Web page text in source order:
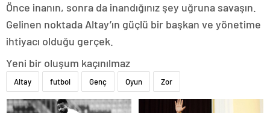
Önce inanın, sonra da inandığınız şey uğruna savaşın.
Gelinen noktada Altay’ın güçlü bir başkan ve yönetime
ihtiyacı olduğu gerçek.
Yeni bir oluşum kaçınılmaz
Altay futbol Genç Oyun Zor